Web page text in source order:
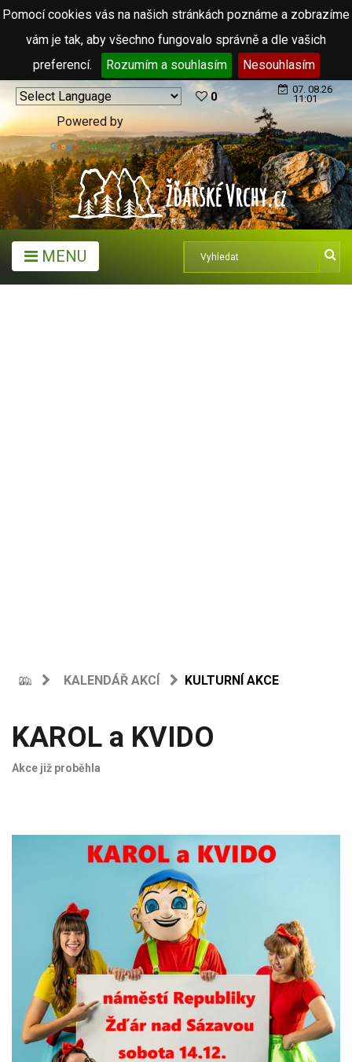
Pomocí cookies vás na našich stránkách poznáme a zobrazíme
vám je tak, aby všechno fungovalo správně a dle vašich
preferencí.
Rozumím a souhlasím Nesouhlasím
Powered by
Translate
0
07. 08.26
11:01
MENU
KALENDÁŘ AKCÍ KULTURNÍ AKCE
KAROL a KVIDO
Akce již proběhla